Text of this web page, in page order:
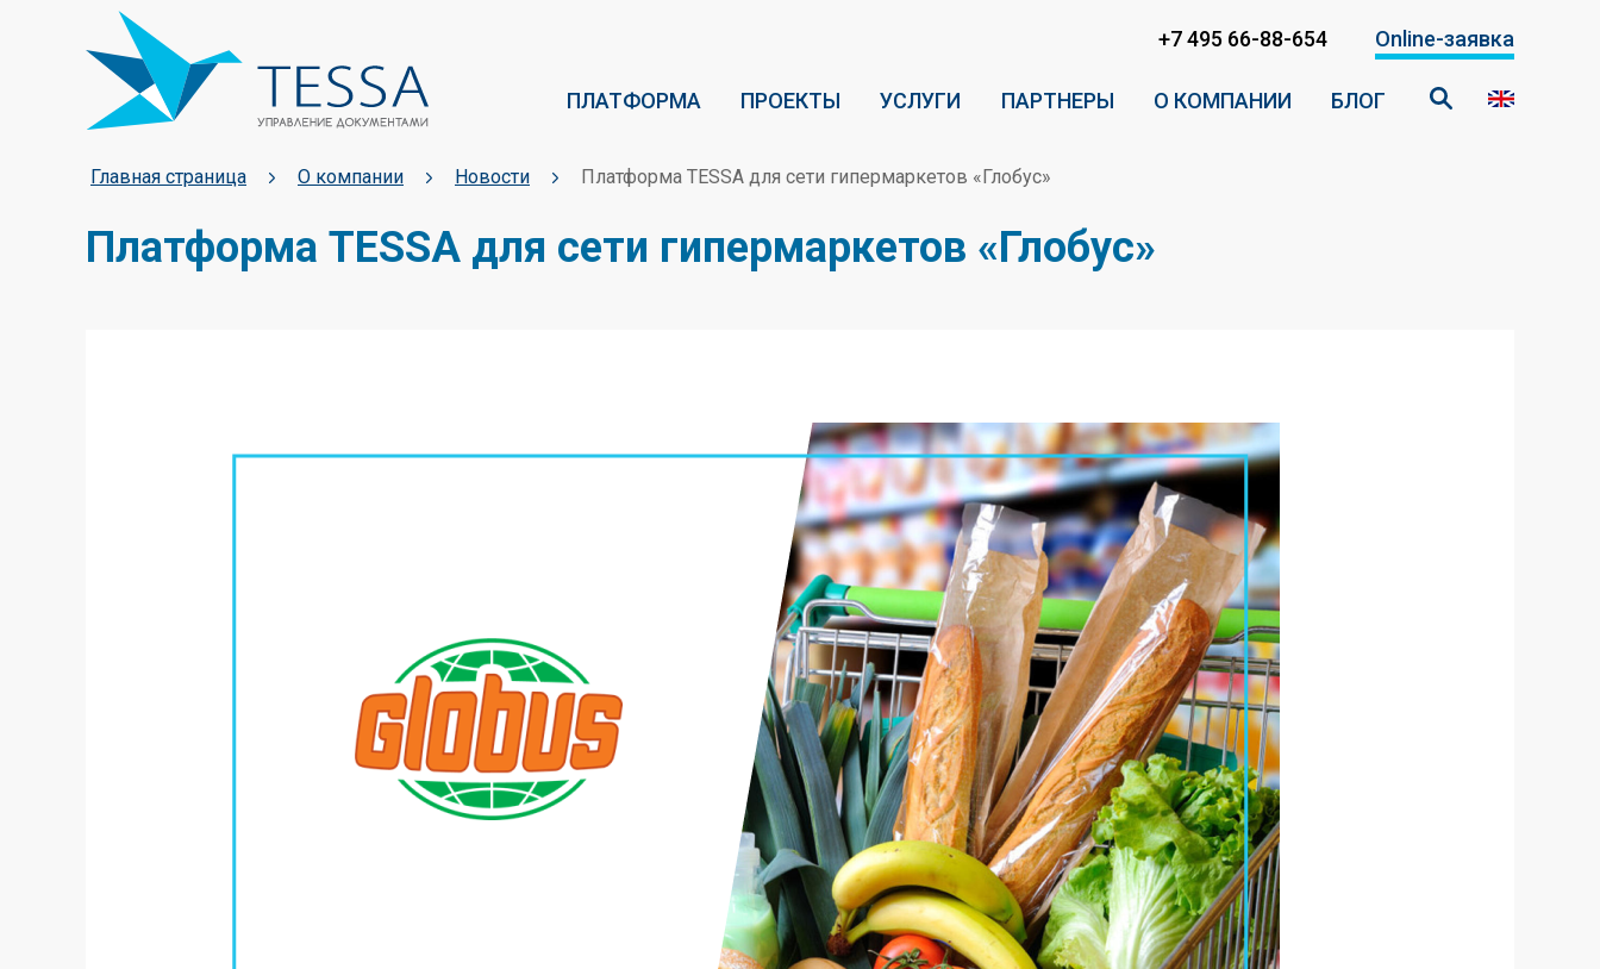
ПЛАТФОРМА ПРОЕКТЫ УСЛУГИ ПАРТНЕРЫ О КОМПАНИИ БЛОГ
+7 495 66-88-654 Online-заявка
Главная страница О компании Новости Платформа TESSA для сети гипермаркетов «Глобус»
Платформа TESSA для сети гипермаркетов «Глобус»